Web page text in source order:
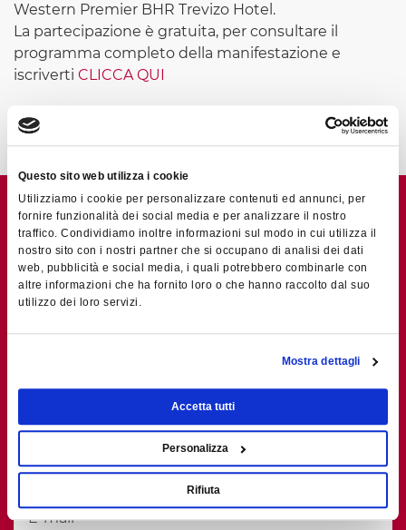
Questo sito web utilizza i cookie
Utilizziamo i cookie per personalizzare contenuti ed annunci, per
fornire funzionalità dei social media e per analizzare il nostro
traffico. Condividiamo inoltre informazioni sul modo in cui utilizza il
nostro sito con i nostri partner che si occupano di analisi dei dati
web, pubblicità e social media, i quali potrebbero combinarle con
altre informazioni che ha fornito loro o che hanno raccolto dal suo
utilizzo dei loro servizi.
Mostra dettagli
Accetta tutti
Personalizza
Rifiuta
Western Premier BHR Trevizo Hotel.
La partecipazione è gratuita, per consultare il
programma completo della manifestazione e
iscriverti CLICCA QUI